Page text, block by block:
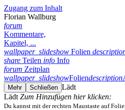
Zugang zum Inhalt
Florian Wallburg
forum
Kommentare,
Kapitel, ...
wallpaper_slideshow Folien
share Teilen info Info
forum Zeitplan
wallpaper_slideshowFoliendescription
Mehr Schließen Lädt
Lädt Zum Hinzufügen hier klicken:
Du kannst mit der rechten Maustaste auf